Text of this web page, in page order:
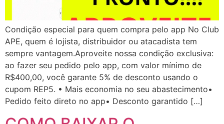
Condição especial para quem compra pelo app No Club
APE, quem é lojista, distribuidor ou atacadista tem
sempre vantagem.Aproveite nossa condição exclusiva:
ao fazer seu pedido pelo app, com valor mínimo de
R$400,00, você garante 5% de desconto usando o
cupom REP5. • Mais economia no seu abastecimento•
Pedido feito direto no app• Desconto garantido […]